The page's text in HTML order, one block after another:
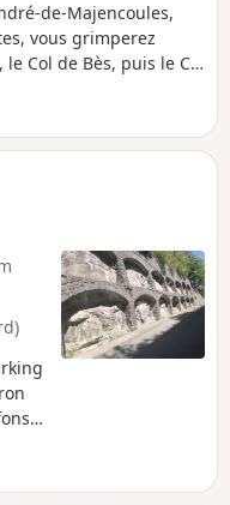
de-Majencoules,
vous grimperez
Col de Bès, puis le Col
Valleraugue. De là,
grimpette sur la D170